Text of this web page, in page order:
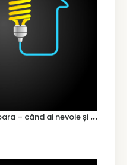
C
urent trifazic în Timișoara – când ai nevoie și cum îl alegi